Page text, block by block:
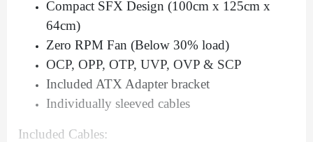
Compact SFX Design (100cm x 125cm x
64cm)
Zero RPM Fan (Below 30% load)
OCP, OPP, OTP, UVP, OVP & SCP
Included ATX Adapter bracket
Individually sleeved cables
Included Cables: